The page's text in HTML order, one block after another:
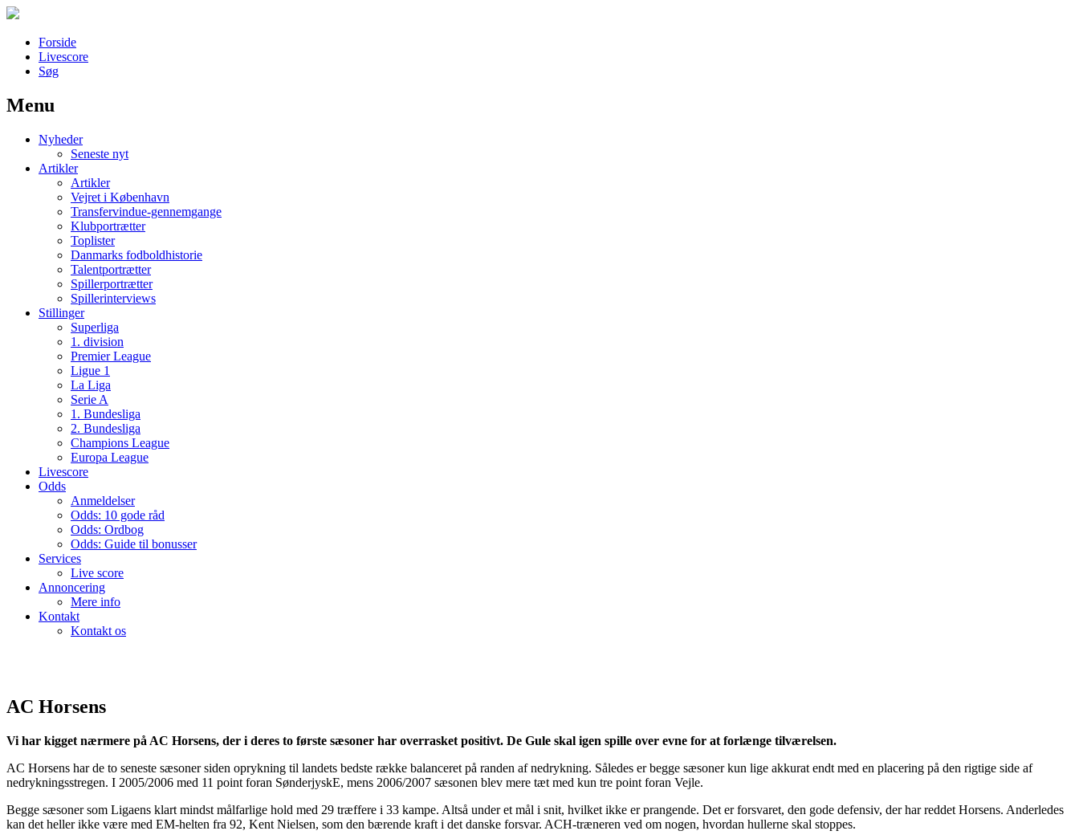
Forside
Livescore
Søg
Наши партнеры
лучшие займы
Menu
Nyheder
Seneste nyt
Artikler
Artikler
Vejret i København
Transfervindue-gennemgange
Klubportrætter
Toplister
Danmarks fodboldhistorie
Talentportrætter
Spillerportrætter
Spillerinterviews
Stillinger
Superliga
1. division
Premier League
Ligue 1
La Liga
Serie A
1. Bundesliga
2. Bundesliga
Champions League
Europa League
Livescore
Odds
Anmeldelser
Odds: 10 gode råd
Odds: Ordbog
Odds: Guide til bonusser
Services
Live score
Annoncering
Mere info
Kontakt
Kontakt os
AC Horsens
Vi har kigget nærmere på AC Horsens, der i deres to første sæsoner har overrasket positivt. De Gule skal igen spille over evne for at forlænge tilværelsen.
AC Horsens har de to seneste sæsoner siden oprykning til landets bedste række balanceret på randen af nedrykning. Således er begge sæsoner kun lige akkurat endt med en placering på den rigtige side af
nedrykningsstregen. I 2005/2006 med 11 point foran SønderjyskE, mens 2006/2007 sæsonen blev mere tæt med kun tre point foran Vejle.
Begge sæsoner som Ligaens klart mindst målfarlige hold med 29 træffere i 33 kampe. Altså under et mål i snit, hvilket ikke er prangende. Det er forsvaret, den gode defensiv, der har reddet Horsens. Anderledes
kan det heller ikke være med EM-helten fra 92, Kent Nielsen, som den bærende kraft i det danske forsvar. ACH-træneren ved om nogen, hvordan hullerne skal stoppes.